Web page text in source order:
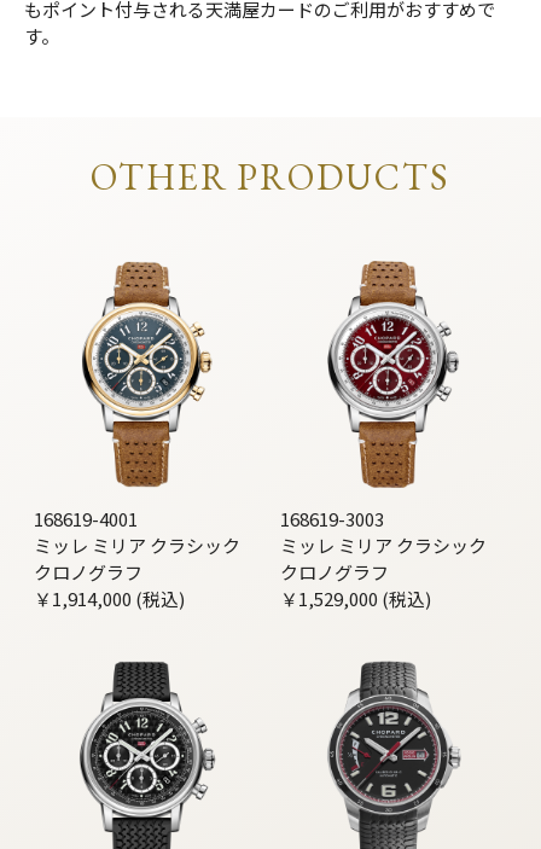
もポイント付与される天満屋カードのご利用がおすすめで
す。
OTHER PRODUCTS
168619-4001
ミッレ ミリア クラシック
クロノグラフ
￥1,914,000 (税込)
168619-3003
ミッレ ミリア クラシック
クロノグラフ
￥1,529,000 (税込)